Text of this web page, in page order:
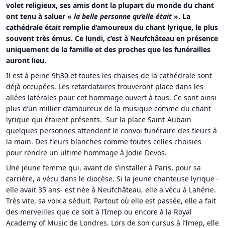
volet religieux, ses amis dont la plupart du monde du chant
ont tenu à saluer « la belle personne qu’elle était ». La
cathédrale était remplie d’amoureux du chant lyrique, le plus
souvent très émus. Ce lundi, c’est à Neufchâteau en présence
uniquement de la famille et des proches que les funérailles
auront lieu.
Il est à peine 9h30 et toutes les chaises de la cathédrale sont
déjà occupées. Les retardataires trouveront place dans les
allées latérales pour cet hommage ouvert à tous. Ce sont ainsi
plus d’un millier d’amoureux de la musique comme du chant
lyrique qui étaient présents. Sur la place Saint-Aubain
quelques personnes attendent le convoi funéraire des fleurs à
la main. Des fleurs blanches comme toutes celles choisies
pour rendre un ultime hommage à Jodie Devos.
Une jeune femme qui, avant de s’installer à Paris, pour sa
carrière, a vécu dans le diocèse. Si la jeune chanteuse lyrique -
elle avait 35 ans- est née à Neufchâteau, elle a vécu à Lahérie.
Très vite, sa voix a séduit. Partout où elle est passée, elle a fait
des merveilles que ce soit à l’Imep ou encore à la Royal
Academy of Music de Londres. Lors de son cursus à l’Imep, elle